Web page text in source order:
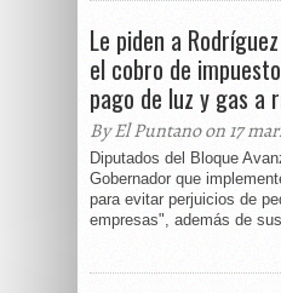
Le piden a
el cobro de
pago de luz y gas a
By El Puntano on 17
Diputados del Bloque
Gobernador que
para evitar perjuicios de
empresas", además de